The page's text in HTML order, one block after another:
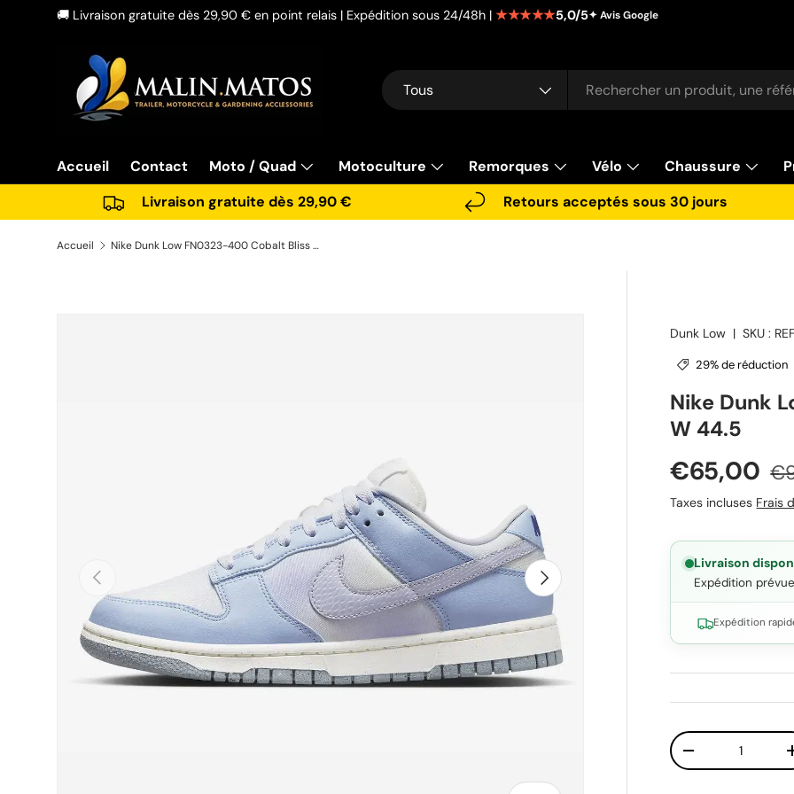
🚚 Livraison gratuite dès 29,90 € en point relais | Expédition sous 24/48h | ★★★★★5,0/5✦ Avis Google
Recherche
Type de produit
Tous
Accueil Contact Moto / Quad Motoculture Remorques Vélo Chaussure
Livraison gratuite dès 29,90 €
Retours acceptés sous 30 jours
Accueil Nike Dunk Low FN0323-400 Cobalt Bliss Sail W 44.5
Précédent Suivant
Dunk Low |SKU :
29% de réduction
Nike Dunk
W 44.5
Prix soldé
€65,00
Taxes incluses Frais
Livraison
Expédition
Expédition
Qté
Diminuer la